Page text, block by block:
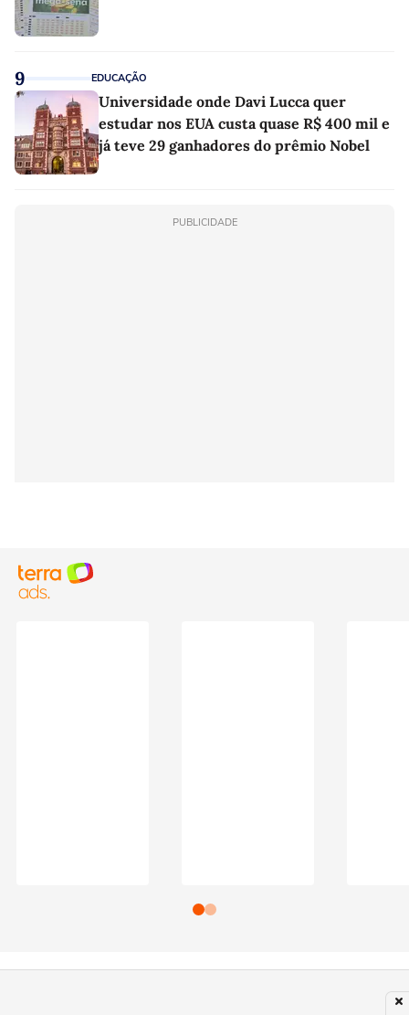
9 EDUCAÇÃO
Universidade onde Davi Lucca quer
estudar nos EUA custa quase R$ 400 mil e
já teve 29 ganhadores do prêmio Nobel
PUBLICIDADE